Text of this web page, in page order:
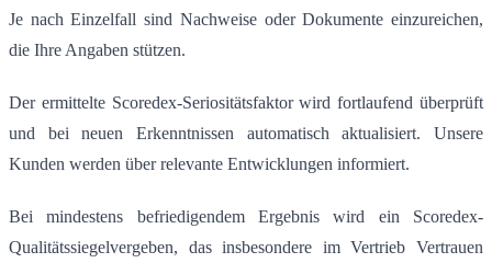
Je nach Einzelfall sind Nachweise oder Dokumente einzureichen,
die Ihre Angaben stützen.
Der ermittelte Scoredex-Seriositätsfaktor wird fortlaufend überprüft
und bei neuen Erkenntnissen automatisch aktualisiert. Unsere
Kunden werden über relevante Entwicklungen informiert.
Bei mindestens befriedigendem Ergebnis wird ein Scoredex-
Qualitätssiegelvergeben, das insbesondere im Vertrieb Vertrauen